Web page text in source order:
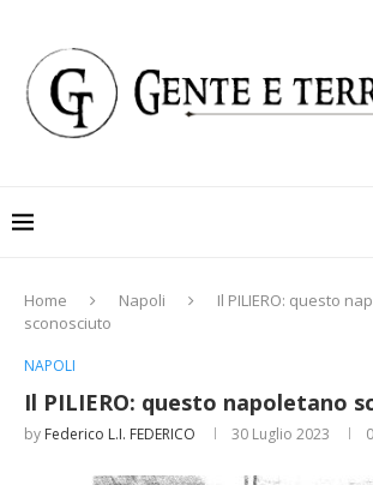
Home Napoli
Il PILIERO: questo
sconosciuto
NAPOLI
Il PILIERO: questo napoletano
by Federico L.I. FEDERICO 30 Luglio 2023